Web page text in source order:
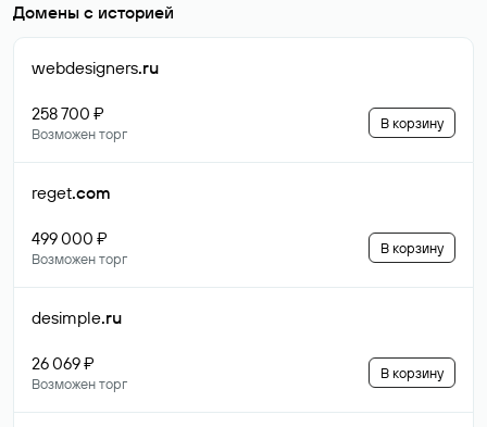
Домены с историей
webdesigners.ru
258 700 ₽
Возможен торг
В корзину
reget.com
499 000 ₽
Возможен торг
В корзину
desimple.ru
26 069 ₽
Возможен торг
В корзину